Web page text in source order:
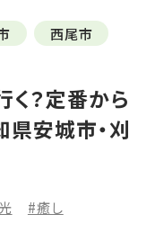
西尾市
く？定番から
県安城市・刈
#癒し